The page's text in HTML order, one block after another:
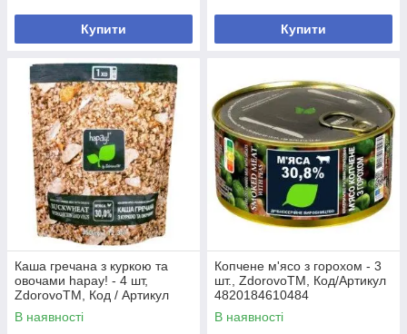
Купити Купити
Каша гречана з куркою та
овочами hapay! - 4 шт,
ZdorovoTM, Код / Артикул
4820184611382
В наявності
Копчене м'ясо з горохом - 3
шт., ZdorovoTM, Код/Артикул
4820184610484
В наявності